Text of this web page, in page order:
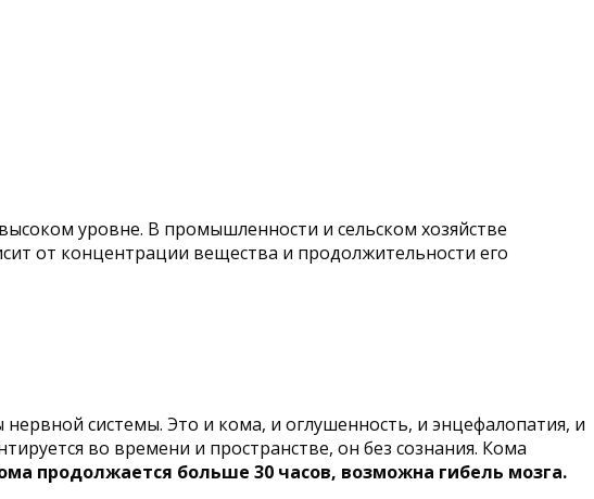
уровне. В промышленности и сельском хозяйстве
от концентрации вещества и продолжительности его
системы. Это и кома, и оглушенность, и энцефалопатия, и
во времени и пространстве, он без сознания. Кома
продолжается больше 30 часов, возможна гибель мозга.